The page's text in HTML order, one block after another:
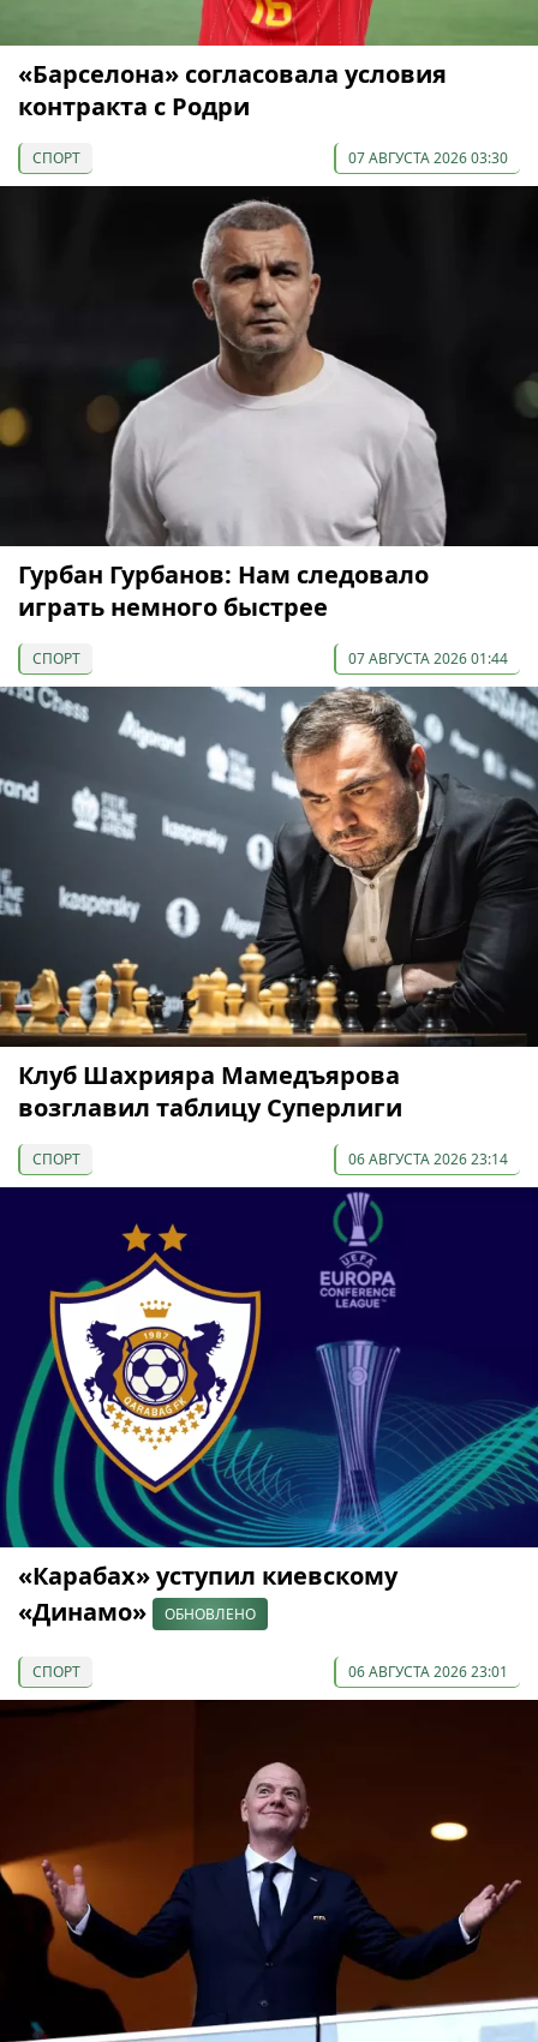
«Барселона» согласовала условия
контракта с Родри
СПОРТ 07 АВГУСТА 2026 03:30
Гурбан Гурбанов: Нам следовало
играть немного быстрее
СПОРТ 07 АВГУСТА 2026 01:44
Клуб Шахрияра Мамедъярова
возглавил таблицу Суперлиги
СПОРТ 06 АВГУСТА 2026 23:14
«Карабах» уступил киевскому
«Динамо»
ОБНОВЛЕНО
СПОРТ 06 АВГУСТА 2026 23:01